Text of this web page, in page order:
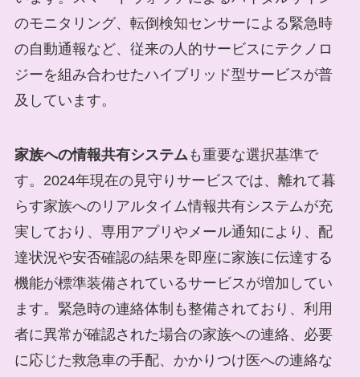
のモニタリング、転倒検知センサーによる緊急時
の自動通報など、従来の人的サービスにテクノロ
ジーを組み合わせたハイブリッド型サービスが普
及しています。
家族への情報共有システムも重要な選択基準で
す。2024年現在の見守りサービスでは、離れて暮
らす家族へのリアルタイム情報共有システムが充
実しており、専用アプリやメール通知により、配
達状況や安否確認の結果を即座に家族に伝達する
機能が標準装備されているサービスが増加してい
ます。緊急時の連絡体制も整備されており、利用
者に異常が確認された場合の家族への連絡、必要
に応じた救急車の手配、かかりつけ医への連絡な